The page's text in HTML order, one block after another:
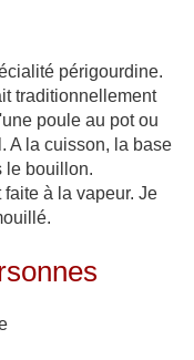
périgourdine.
traditionnellement
poule au pot ou
A la cuisson, la base
le bouillon.
à la vapeur. Je